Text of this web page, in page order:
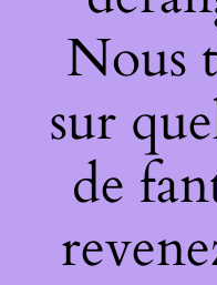
Nous
sur
de